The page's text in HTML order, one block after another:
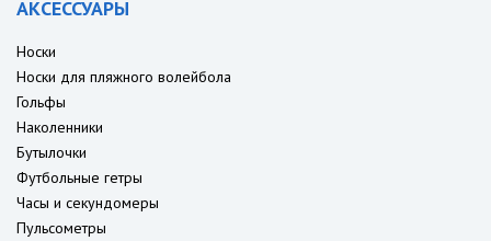
АКСЕССУАРЫ
Носки
Носки для пляжного волейбола
Гольфы
Наколенники
Бутылочки
Футбольные гетры
Часы и секундомеры
Пульсометры